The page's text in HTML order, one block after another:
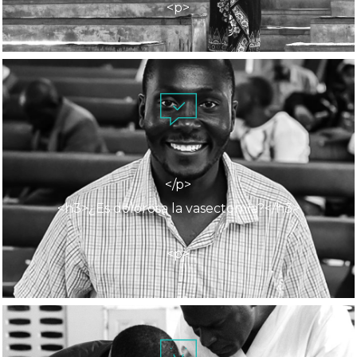
<p>
</p>
<h3>¿Es dolorosa la vasectomía?</h3>
<p>
La vasectomía causa un dolor mínimo,
lo que sorprende gratamente a los
hombres que a menudo se sienten
ansiosos de antemano. La anestesia
elimina el dolor por completo,
administrada a través de una aguja
fina o un aplicador en aerosol.